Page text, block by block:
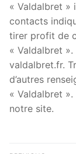
« Valdalbret »
contacts
tirer profit de
« Valdalbret
valdalbret.fr.
d’autres
« Valdalbret
notre site.